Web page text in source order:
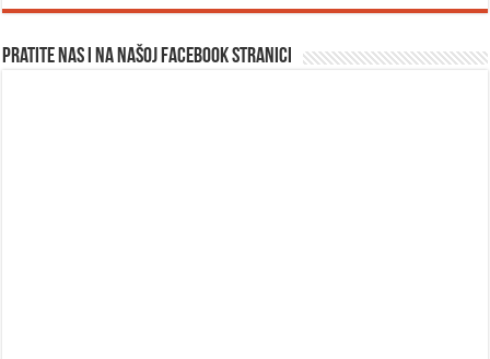
Pratite nas i na našoj facebook stranici